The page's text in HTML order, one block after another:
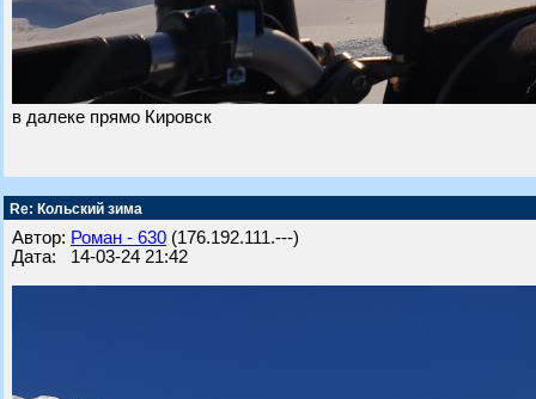
в далеке прямо Кировск
Re: Кольский зима
Автор: Роман - 630 (176.192.111.---)
Дата: 14-03-24 21:42